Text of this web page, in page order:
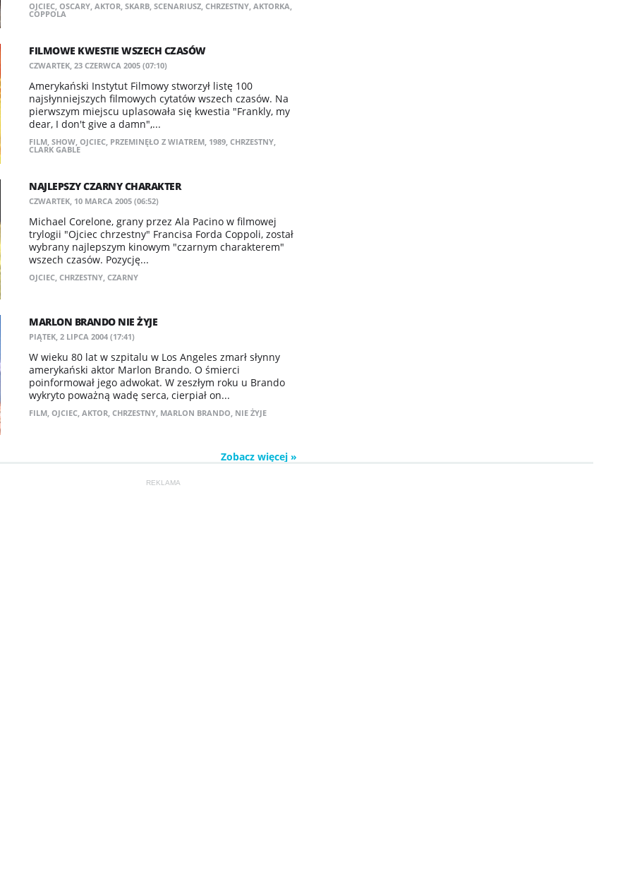
OJCIEC, OSCARY, AKTOR, SKARB, SCENARIUSZ, CHRZESTNY, AKTORKA,
COPPOLA
FILMOWE KWESTIE WSZECH CZASÓW
CZWARTEK, 23 CZERWCA 2005 (07:10)
Amerykański Instytut Filmowy stworzył listę 100
najsłynniejszych filmowych cytatów wszech czasów. Na
pierwszym miejscu uplasowała się kwestia "Frankly, my
dear, I don't give a damn",...
FILM, SHOW, OJCIEC, PRZEMINĘŁO Z WIATREM, 1989, CHRZESTNY,
CLARK GABLE
NAJLEPSZY CZARNY CHARAKTER
CZWARTEK, 10 MARCA 2005 (06:52)
Michael Corelone, grany przez Ala Pacino w filmowej
trylogii "Ojciec chrzestny" Francisa Forda Coppoli, został
wybrany najlepszym kinowym "czarnym charakterem"
wszech czasów. Pozycję...
OJCIEC, CHRZESTNY, CZARNY
MARLON BRANDO NIE ŻYJE
PIĄTEK, 2 LIPCA 2004 (17:41)
W wieku 80 lat w szpitalu w Los Angeles zmarł słynny
amerykański aktor Marlon Brando. O śmierci
poinformował jego adwokat. W zeszłym roku u Brando
wykryto poważną wadę serca, cierpiał on...
FILM, OJCIEC, AKTOR, CHRZESTNY, MARLON BRANDO, NIE ŻYJE
Zobacz więcej »
REKLAMA